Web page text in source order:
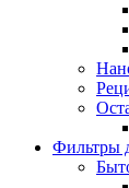
Фильтры